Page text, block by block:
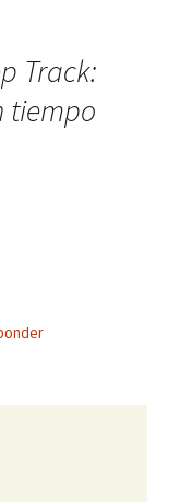
Track:
tiempo